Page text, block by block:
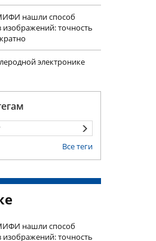
нашли способ
точность
электронике
Все теги
нашли способ
точность